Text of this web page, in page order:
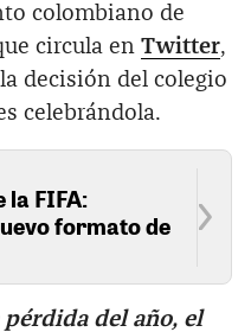
colombiano de
circula en Twitter,
decisión del colegio
celebrándola.
la FIFA:
formato de
pérdida del año, el